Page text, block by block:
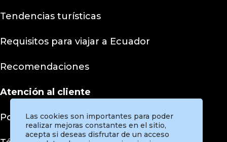
Tendencias turísticas
Requisitos para viajar a Ecuador
Recomendaciones
Atención al cliente
Políticas de privacidad
Las cookies son importantes para poder
realizar mejoras constantes en el sitio,
acepta si deseas disfrutar de un acceso